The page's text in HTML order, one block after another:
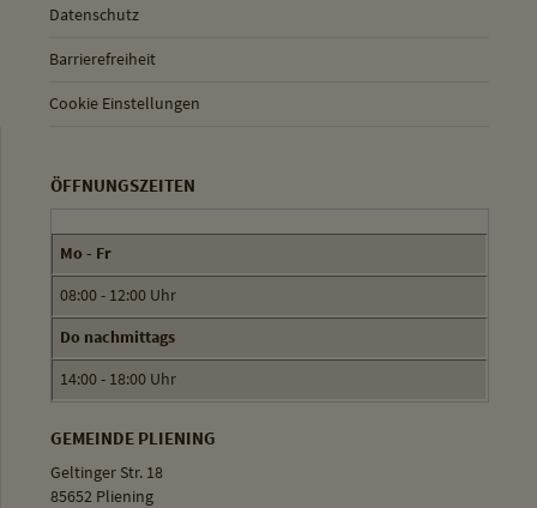
Datenschutz
Barrierefreiheit
Cookie Einstellungen
ÖFFNUNGSZEITEN
Mo - Fr
08:00 - 12:00 Uhr
Do nachmittags
14:00 - 18:00 Uhr
GEMEINDE PLIENING
Geltinger Str. 18
85652 Pliening